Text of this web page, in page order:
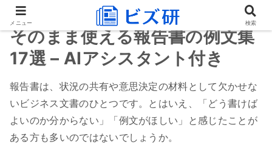
そのまま使える報告書の例文集
17選 – AIアシスタント付き
報告書は、状況の共有や意思決定の材料として欠かせな
いビジネス文書のひとつです。とはいえ、「どう書けば
よいのか分からない」「例文がほしい」と感じたことが
ある方も多いのではないでしょうか。
メニュー 検索